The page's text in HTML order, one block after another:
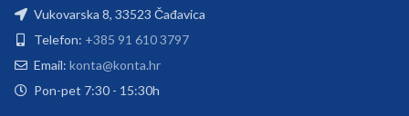
Vukovarska 8, 33523 Čađavica
Telefon: +385 91 610 3797
Email: konta@konta.hr
Pon-pet 7:30 - 15:30h